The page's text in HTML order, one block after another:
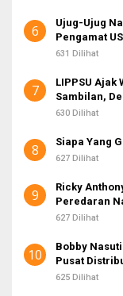
6
Ujug-Ujug
Pengamat
631 Dilihat
7
LIPPSU Ajak
Sambilan,
630 Dilihat
8 Siapa Yang
627 Dilihat
9
Ricky
Peredaran
627 Dilihat
10
Bobby
Pusat
625 Dilihat